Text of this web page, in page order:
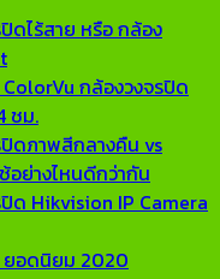
ดไร้สาย หรือ กล้อง
กล้องวงจรปิด
ชม.
ปิดภาพสีกลางคืน vs
อย่างไหนดีกว่ากัน
ด Hikvision IP Camera
ยอดนิยม 2020